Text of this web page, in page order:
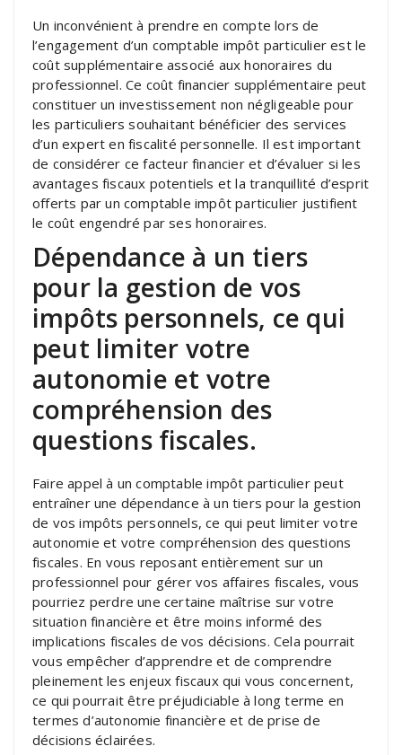
Un inconvénient à prendre en compte lors de
l’engagement d’un comptable impôt particulier est le
coût supplémentaire associé aux honoraires du
professionnel. Ce coût financier supplémentaire peut
constituer un investissement non négligeable pour
les particuliers souhaitant bénéficier des services
d’un expert en fiscalité personnelle. Il est important
de considérer ce facteur financier et d’évaluer si les
avantages fiscaux potentiels et la tranquillité d’esprit
offerts par un comptable impôt particulier justifient
le coût engendré par ses honoraires.
Dépendance à un tiers
pour la gestion de vos
impôts personnels, ce qui
peut limiter votre
autonomie et votre
compréhension des
questions fiscales.
Faire appel à un comptable impôt particulier peut
entraîner une dépendance à un tiers pour la gestion
de vos impôts personnels, ce qui peut limiter votre
autonomie et votre compréhension des questions
fiscales. En vous reposant entièrement sur un
professionnel pour gérer vos affaires fiscales, vous
pourriez perdre une certaine maîtrise sur votre
situation financière et être moins informé des
implications fiscales de vos décisions. Cela pourrait
vous empêcher d’apprendre et de comprendre
pleinement les enjeux fiscaux qui vous concernent,
ce qui pourrait être préjudiciable à long terme en
termes d’autonomie financière et de prise de
décisions éclairées.